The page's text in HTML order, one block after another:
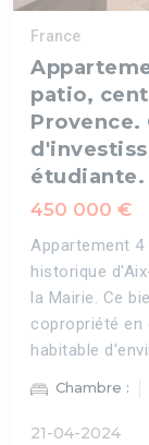
France
patio,
étudiante.
450 000 €
Appartement
historique
la Mairie. Ce
copropriété
habitable
Chambre :
21-04-2024